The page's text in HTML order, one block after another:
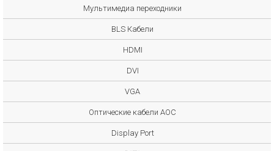
Мультимедиа переходники
BLS Кабели
HDMI
DVI
VGA
Оптические кабели AOC
Display Port